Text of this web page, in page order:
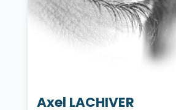
Axel LACHIVER